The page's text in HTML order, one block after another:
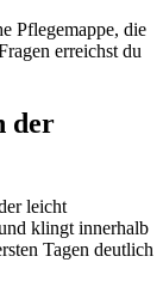
Pflegemappe, die
erreichst du
der
leicht
klingt innerhalb
Tagen deutlich